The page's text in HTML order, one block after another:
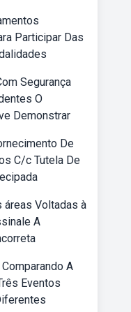
Participar Das
Segurança
O
Demonstrar
De
C/c Tutela De
áreas Voltadas à
A
A
Eventos